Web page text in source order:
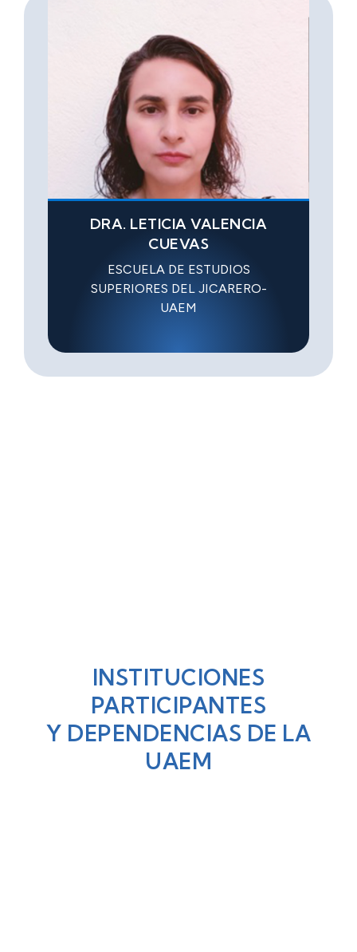
DRA. LETICIA VALENCIA
CUEVAS
ESCUELA DE ESTUDIOS
SUPERIORES DEL JICARERO-
UAEM
INSTITUCIONES
PARTICIPANTES
Y DEPENDENCIAS DE LA
UAEM